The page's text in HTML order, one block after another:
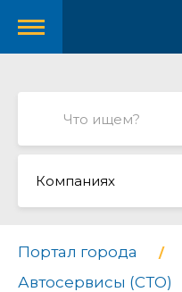
Компаниях
Портал города
Автосервисы (СТО)